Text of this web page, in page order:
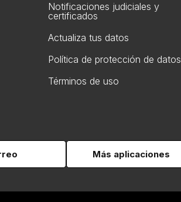
Notificaciones judiciales y
certificados
Actualiza tus datos
Política de protección de datos
Términos de uso
Más aplicaciones